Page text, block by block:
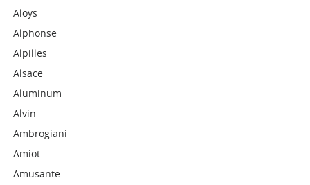
Aloys
Alphonse
Alpilles
Alsace
Aluminum
Alvin
Ambrogiani
Amiot
Amusante